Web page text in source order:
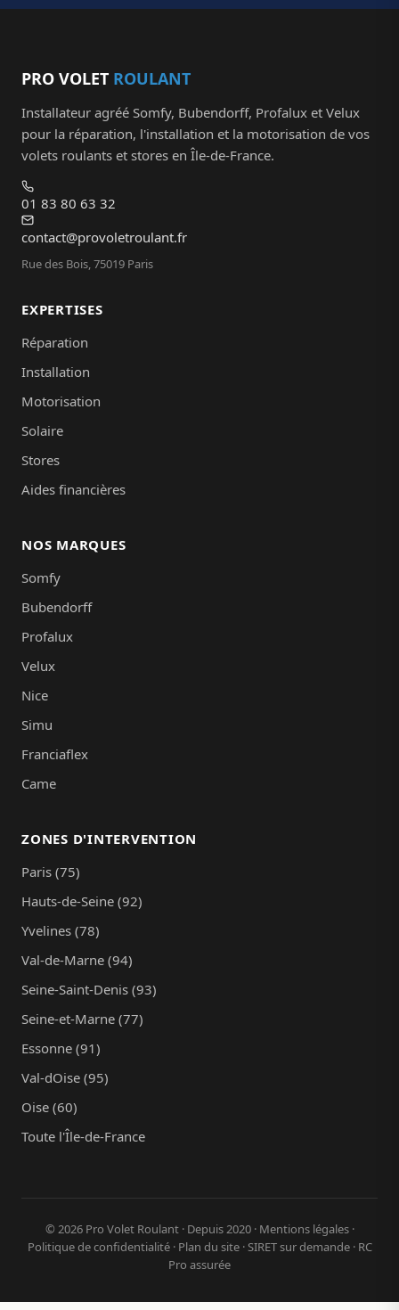
PRO VOLET ROULANT
Installateur agréé Somfy, Bubendorff, Profalux et Velux
pour la réparation, l'installation et la motorisation de vos
volets roulants et stores en Île-de-France.
01 83 80 63 32
contact@provoletroulant.fr
Rue des Bois, 75019 Paris
EXPERTISES
Réparation
Installation
Motorisation
Solaire
Stores
Aides financières
NOS MARQUES
Somfy
Bubendorff
Profalux
Velux
Nice
Simu
Franciaflex
Came
ZONES D'INTERVENTION
Paris (75)
Hauts-de-Seine (92)
Yvelines (78)
Val-de-Marne (94)
Seine-Saint-Denis (93)
Seine-et-Marne (77)
Essonne (91)
Val-dOise (95)
Oise (60)
Toute l'Île-de-France
© 2026 Pro Volet Roulant · Depuis 2020 · Mentions légales·
Politique de confidentialité· Plan du site· SIRET sur demande · RC
Pro assurée